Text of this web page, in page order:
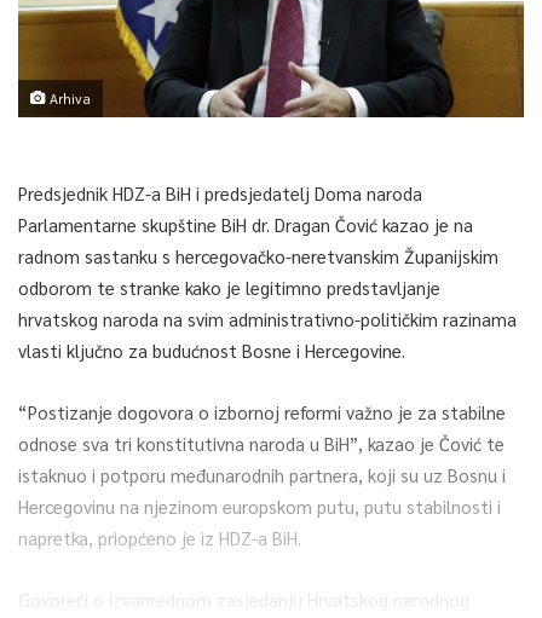
Arhiva
Predsjednik HDZ-a BiH i predsjedatelj Doma naroda
Parlamentarne skupštine BiH dr. Dragan Čović kazao je na
radnom sastanku s hercegovačko-neretvanskim Županijskim
odborom te stranke kako je legitimno predstavljanje
hrvatskog naroda na svim administrativno-političkim razinama
vlasti ključno za budućnost Bosne i Hercegovine.
“Postizanje dogovora o izbornoj reformi važno je za stabilne
odnose sva tri konstitutivna naroda u BiH”, kazao je Čović te
istaknuo i potporu međunarodnih partnera, koji su uz Bosnu i
Hercegovinu na njezinom europskom putu, putu stabilnosti i
napretka, priopćeno je iz HDZ-a BiH.
Govoreći o izvanrednom zasjedanju Hrvatskog narodnog